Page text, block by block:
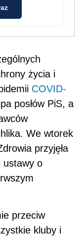
życia i
COVID-
posłów PiS, a
We wtorek
przyjęła
ustawy o
przeciw
kluby i